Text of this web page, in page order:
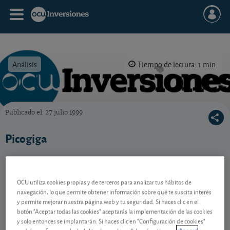
Análisis Tiempo de lectura: 1 min.
Publicado el 27 julio 1999
Picogiga
Contenido reservado a SOCIOS
Gestiona tu dinero con visión
OCU utiliza cookies propias y de terceros para analizar tus hábitos de
navegación, lo que permite obtener información sobre qué te suscita interés
y permite mejorar nuestra página web y tu seguridad. Si haces clic en el
botón "Aceptar todas las cookies" aceptarás la implementación de las cookies
y solo entonces se implantarán. Si haces clic en "Configuración de cookies"